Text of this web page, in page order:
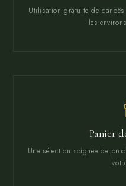
Utilisation gratuite de
les
Panier
Une sélection soignée de